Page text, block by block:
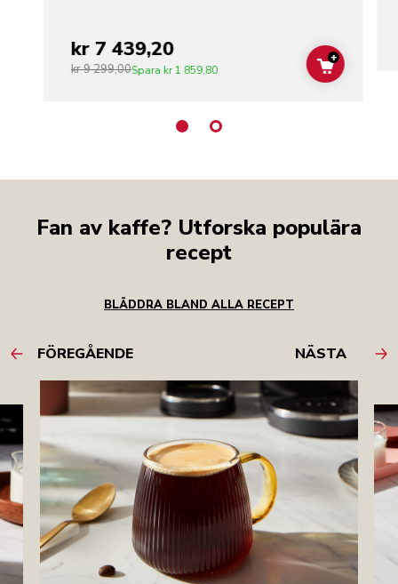
kr 7 439,20
kr 9 299,00Spara kr 1 859,80 ADD TO
+
Fan av kaffe? Utforska populära
recept
BLÄDDRA BLAND ALLA RECEPT
FÖREGÅENDE NÄSTA